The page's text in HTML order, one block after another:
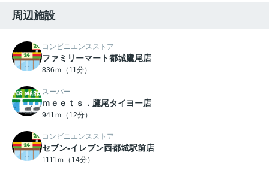
周辺施設
コンビニエンスストア
ファミリーマート都城鷹尾店
836ｍ（11分）
スーパー
ｍｅｅｔｓ．鷹尾タイヨー店
941ｍ（12分）
コンビニエンスストア
セブン-イレブン西都城駅前店
1111ｍ（14分）